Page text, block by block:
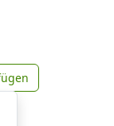
Google
auf Telegram
X